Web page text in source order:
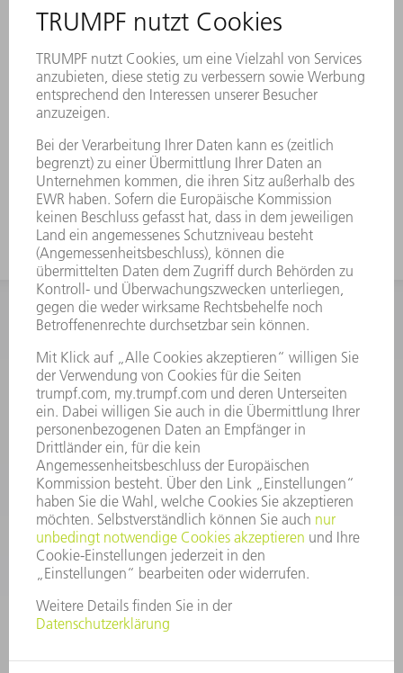
INFORMATION
Häufig gestellte Fragen
Allgemeine Geschäftsbedingungen
KONTAKT
After Sales
+43722160396550
Mo - Do: 08:00 -17:30 Uhr
Fr: 08:00 -16:30 Uhr
ersatzteile@at.trumpf.com